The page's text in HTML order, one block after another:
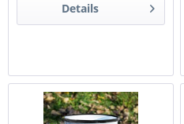
Details